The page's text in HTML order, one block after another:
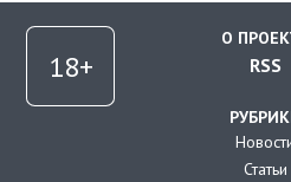
О
RSS
Статьи